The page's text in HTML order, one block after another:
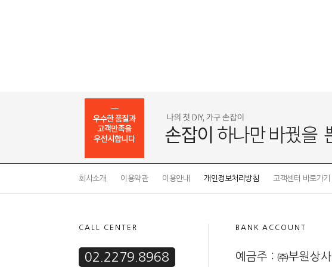
회사소개 이용약관 이용안내 개인정보처리방침 고객센터 바로가기
CALL CENTER
02.2279.8968
BANK ACCOUNT
예금주 : ㈜부원상사